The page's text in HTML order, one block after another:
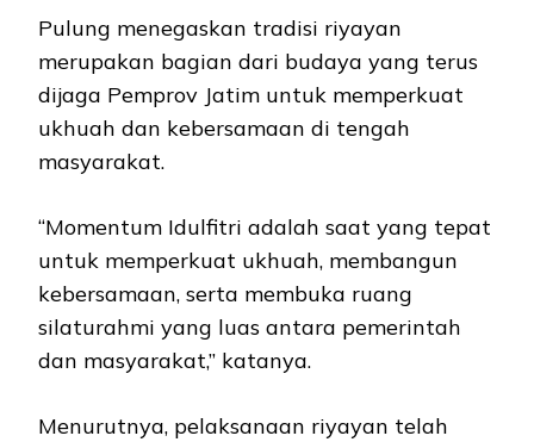
Pulung menegaskan tradisi riyayan
merupakan bagian dari budaya yang terus
dijaga Pemprov Jatim untuk memperkuat
ukhuah dan kebersamaan di tengah
masyarakat.
“Momentum Idulfitri adalah saat yang tepat
untuk memperkuat ukhuah, membangun
kebersamaan, serta membuka ruang
silaturahmi yang luas antara pemerintah
dan masyarakat,” katanya.
Menurutnya, pelaksanaan riyayan telah